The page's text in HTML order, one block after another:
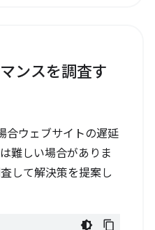
ンスを調査す
合ウェブサイトの遅延
難しい場合がありま
して解決策を提案し